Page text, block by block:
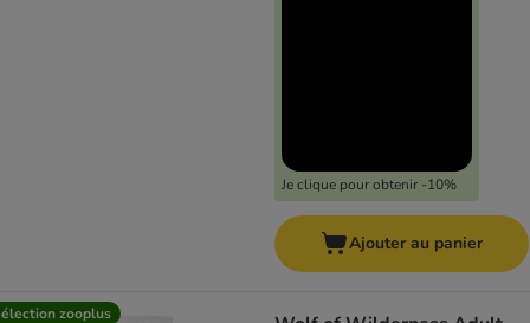
Je clique pour obtenir -10%
Ajouter au panier
zooplus